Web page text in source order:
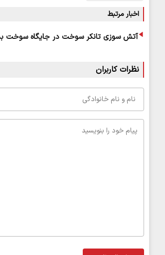
اخبار مرتبط
آتش سوزی تانکر سوخت در جایگاه سوخت
نظرات کاربران